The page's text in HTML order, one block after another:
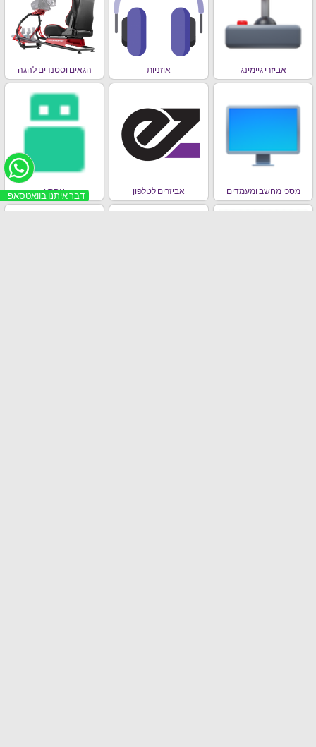
דבר איתנו בוואטסאפ
אביזרי גיימינג אוזניות הגאים וסטנדים להגה
מסכי מחשב ומעמדים אביזרים לטלפון אחסון